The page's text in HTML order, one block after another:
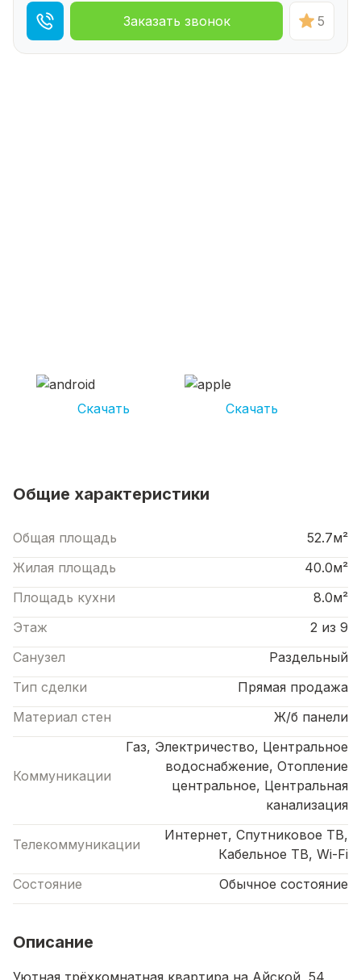
Заказать звонок 5
Скачать Скачать
Общие характеристики
Общая площадь
52.7м²
Жилая площадь
40.0м²
Площадь кухни
8.0м²
Этаж
2 из 9
Санузел
Раздельный
Тип сделки
Прямая продажа
Материал стен
Ж/б панели
Коммуникации
Газ, Электричество, Центральное
водоснабжение, Отопление
центральное, Центральная
канализация
Телекоммуникации
Интернет, Спутниковое ТВ,
Кабельное ТВ, Wi-Fi
Состояние
Обычное состояние
Описание
Уютная трёхкомнатная квартира на Айской, 54